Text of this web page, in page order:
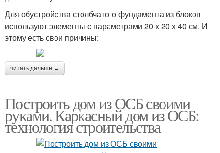
Для обустройства столбчатого фундамента из блоков
используют элементы с параметрами 20 х 20 х 40 см. И
этому есть свои причины:
читать дальше →
Построить дом из ОСБ своими
руками. Каркасный дом из ОСБ:
технология строительства